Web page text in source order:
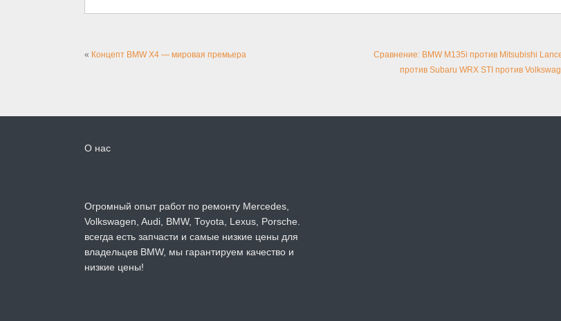
« Концепт BMW X4 — мировая премьера
Сравнение: BMW M135i против Mitsubishi
против Subaru WRX STI против
О нас
Огромный опыт работ по ремонту Mercedes,
Volkswagen, Audi, BMW, Toyota, Lexus, Porsche.
всегда есть запчасти и самые низкие цены для
владельцев BMW, мы гарантируем качество и
низкие цены!